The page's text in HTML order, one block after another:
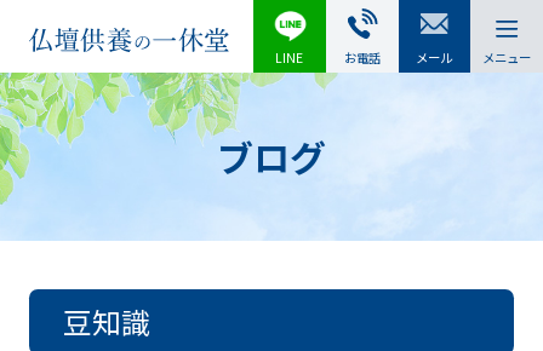
LINE お電話 メール メニュー
ブログ
豆知識